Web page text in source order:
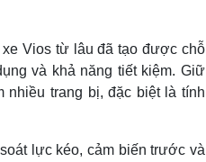
xe Vios từ lâu đã tạo được chỗ
và khả năng tiết kiệm. Giữ
nhiều trang bị, đặc biệt là tính
lực kéo, cảm biến trước và